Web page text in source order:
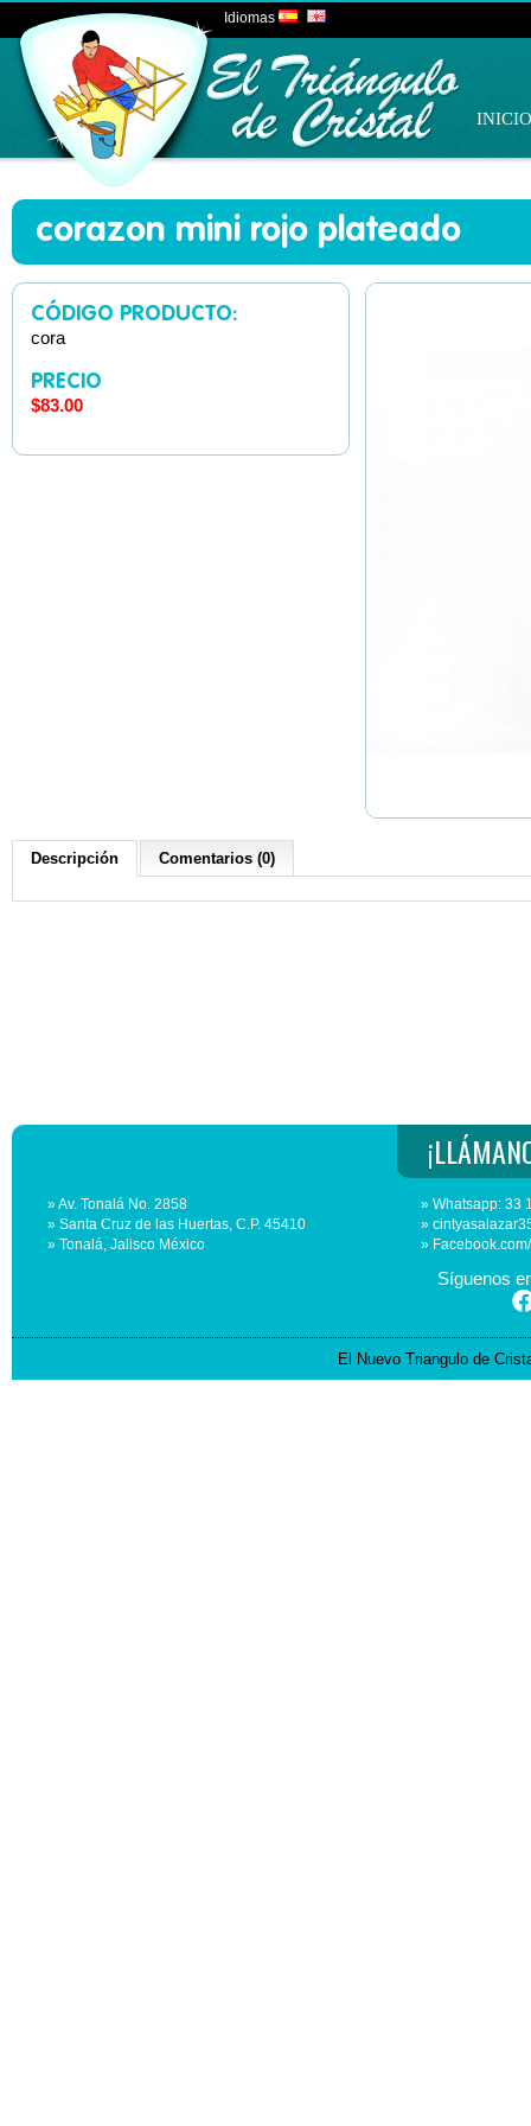
Idiomas
INICIO
corazon mini rojo plateado
CÓDIGO PRODUCTO:
cora
PRECIO
$83.00
Descripción Comentarios (0)
» Av. Tonalá No. 2858
» Santa Cruz de las Huertas, C.P. 45410
» Tonalá, Jalisco México
» Whatsapp: 33
»
»
Síguenos
El Nuevo Triangulo de